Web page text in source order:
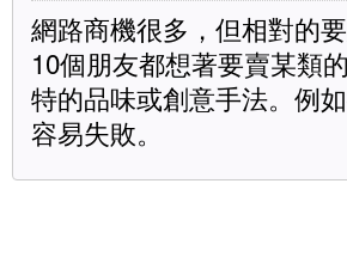
網路商機很多，但相對的
10個朋友都想著要賣某類
特的品味或創意手法。例
容易失敗。